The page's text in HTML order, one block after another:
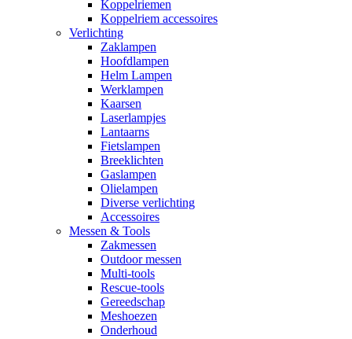
Koppelriemen
Koppelriem accessoires
Verlichting
Zaklampen
Hoofdlampen
Helm Lampen
Werklampen
Kaarsen
Laserlampjes
Lantaarns
Fietslampen
Breeklichten
Gaslampen
Olielampen
Diverse verlichting
Accessoires
Messen & Tools
Zakmessen
Outdoor messen
Multi-tools
Rescue-tools
Gereedschap
Meshoezen
Onderhoud